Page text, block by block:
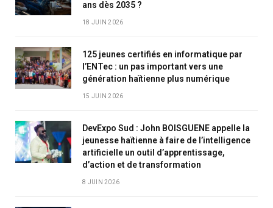
ans dès 2035 ?
18 JUIN 2026
125 jeunes certifiés en informatique par
l’ENTec : un pas important vers une
génération haïtienne plus numérique
15 JUIN 2026
DevExpo Sud : John BOISGUENE appelle la
jeunesse haïtienne à faire de l’intelligence
artificielle un outil d’apprentissage,
d’action et de transformation
8 JUIN 2026